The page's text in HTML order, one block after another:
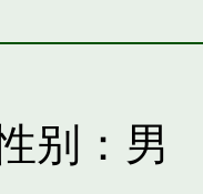
别：男